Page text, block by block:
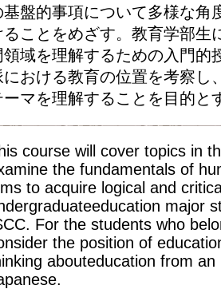
基盤的事項について多様な角
ることをめざす。教育学部生
領域を理解するための入門
における教育の位置を考察し
ーマを理解することを目的と
course will cover topics in
the fundamentals of
to acquire logical and
major
For the students who
the position of
abouteducation from